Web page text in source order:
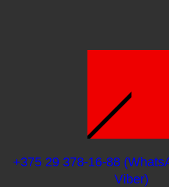
+375 29 378-16-88
Viber)